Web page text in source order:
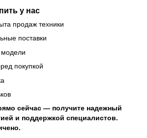
у нас
продаж техники
поставки
модели
покупкой
сейчас — получите надежный
и поддержкой специалистов.